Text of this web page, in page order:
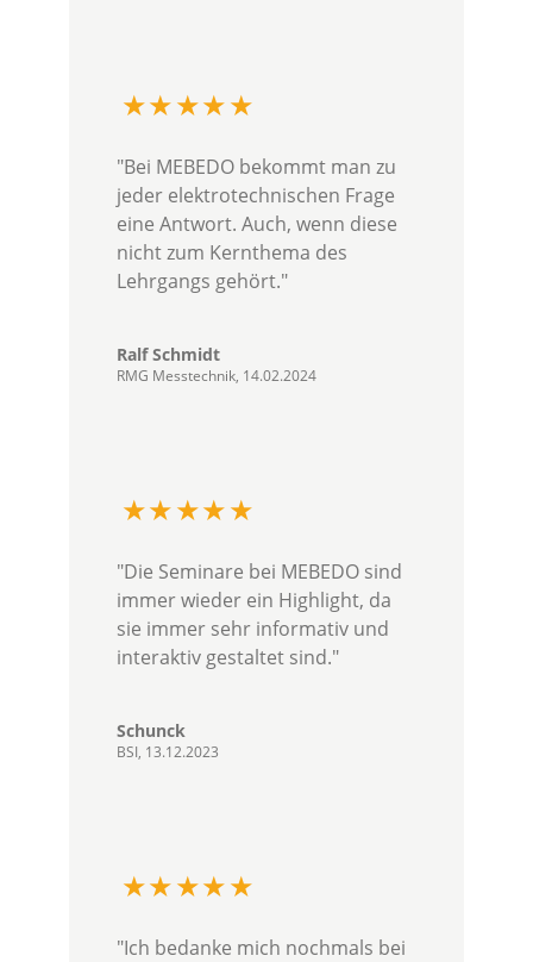
"Bei MEBEDO bekommt man zu
jeder elektrotechnischen Frage
eine Antwort. Auch, wenn diese
nicht zum Kernthema des
Lehrgangs gehört."
Ralf Schmidt
RMG Messtechnik, 14.02.2024
"Die Seminare bei MEBEDO sind
immer wieder ein Highlight, da
sie immer sehr informativ und
interaktiv gestaltet sind."
Schunck
BSI, 13.12.2023
"Ich bedanke mich nochmals bei